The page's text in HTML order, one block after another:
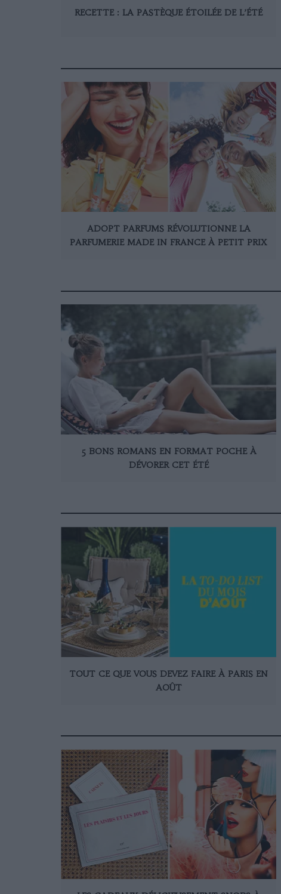
RECETTE : LA PASTÈQUE ÉTOILÉE DE L’ÉTÉ
ADOPT PARFUMS RÉVOLUTIONNE LA
PARFUMERIE MADE IN FRANCE À PETIT PRIX
5 BONS ROMANS EN FORMAT POCHE À
DÉVORER CET ÉTÉ
TOUT CE QUE VOUS DEVEZ FAIRE À PARIS EN
AOÛT